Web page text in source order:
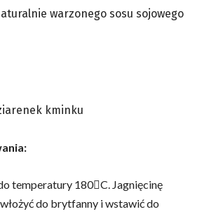
warzonego sosu sojowego
kminku
temperatury 180C. Jagnięcinę
do brytfanny i wstawić do